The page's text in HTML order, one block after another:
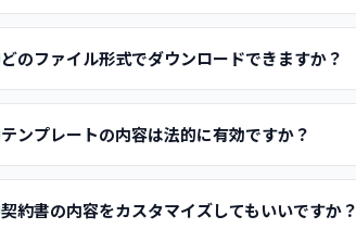
どのファイル形式でダウンロードできますか？
テンプレートの内容は法的に有効ですか？
契約書の内容をカスタマイズしてもいいですか？